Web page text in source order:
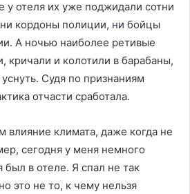
у отеля их уже поджидали сотни
кордоны полиции, ни бойцы
А ночью наиболее ретивые
кричали и колотили в барабаны,
Судя по признаниям
отчасти сработала.
климата, даже когда не
сегодня у меня немного
был в отеле. Я спал не так
это не то, к чему нельзя